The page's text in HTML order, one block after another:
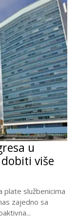
u
više
plate službenicima
zajedno sa